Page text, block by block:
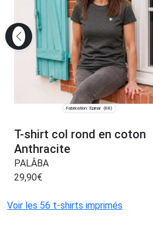
Fabrication: Épinal (88)
T-shirt col rond en coton
Anthracite
PALÂBA
29,90€
Voir les 56 t-shirts imprimés